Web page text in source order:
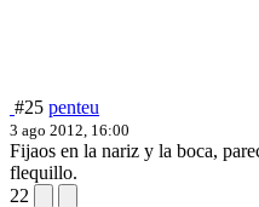
#25 penteu
3 ago 2012, 16:00
Fijaos en la nariz y la boca,
flequillo.
22